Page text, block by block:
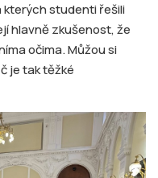
kterých studenti řešili
hlavně zkušenost, že
očima. Můžou si
je tak těžké